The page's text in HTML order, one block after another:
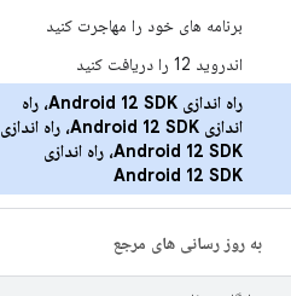
برنامه های خود را مهاجرت کنید
اندروید 12 را دریافت کنید
راه اندازی Android 12 SDK، راه
اندازی Android 12 SDK، راه اندازی
Android 12 SDK، راه اندازی
Android 12 SDK
به روز رسانی های مرجع